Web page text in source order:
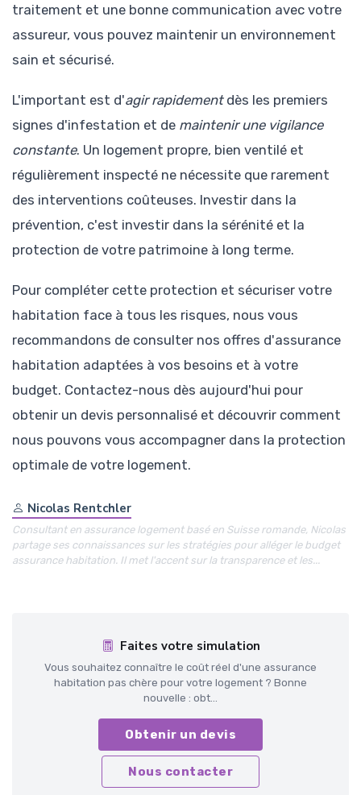
traitement et une bonne communication avec votre
assureur, vous pouvez maintenir un environnement
sain et sécurisé.
L'important est d'agir rapidementdès les premiers
signes d'infestation et de maintenir une vigilance
constante. Un logement propre, bien ventilé et
régulièrement inspecté ne nécessite que rarement
des interventions coûteuses. Investir dans la
prévention, c'est investir dans la sérénité et la
protection de votre patrimoine à long terme.
Pour compléter cette protection et sécuriser votre
habitation face à tous les risques, nous vous
recommandons de consulter nos offres d'assurance
habitation adaptées à vos besoins et à votre
budget. Contactez-nous dès aujourd'hui pour
obtenir un devis personnalisé et découvrir comment
nous pouvons vous accompagner dans la protection
optimale de votre logement.
Nicolas Rentchler
Consultant en assurance logement basé en Suisse romande, Nicolas
partage ses connaissances sur les stratégies pour alléger le budget
assurance habitation. Il met l'accent sur la transparence et les...
Faites votre simulation
Vous souhaitez connaître le coût réel d'une assurance
habitation pas chère pour votre logement ? Bonne
nouvelle : obt...
Obtenir un devis
Nous contacter